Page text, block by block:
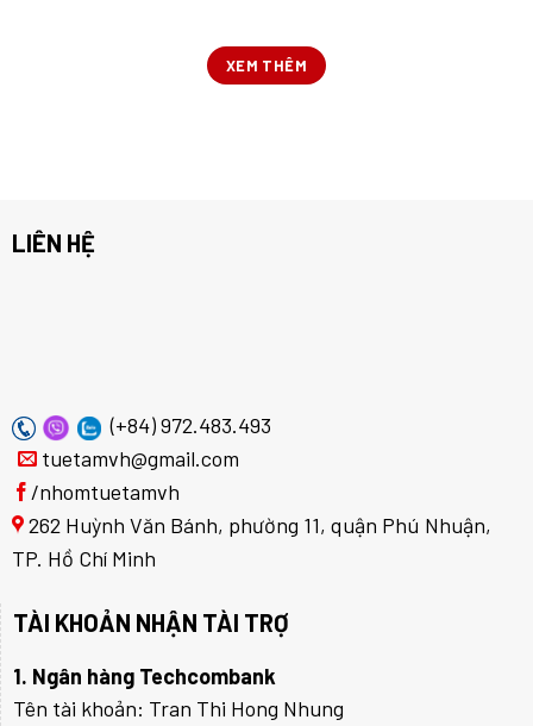
XEM THÊM
LIÊN HỆ
(+84) 972.483.493
tuetamvh@gmail.com
/nhomtuetamvh
262 Huỳnh Văn Bánh, phường 11, quận Phú Nhuận,
TP. Hồ Chí Minh
TÀI KHOẢN NHẬN TÀI TRỢ
1. Ngân hàng Techcombank
Tên tài khoản: Tran Thi Hong Nhung